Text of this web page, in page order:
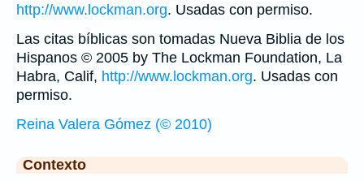
http://www.lockman.org. Usadas con permiso.
Las citas bíblicas son tomadas Nueva Biblia de los
Hispanos © 2005 by The Lockman Foundation, La
Habra, Calif, http://www.lockman.org. Usadas con
permiso.
Reina Valera Gómez (© 2010)
Contexto